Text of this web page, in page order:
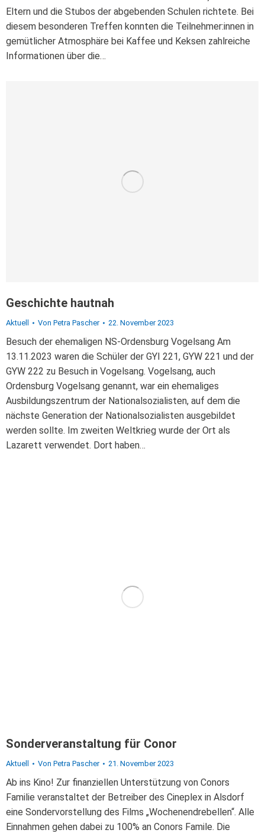
Eltern und die Stubos der abgebenden Schulen richtete. Bei
diesem besonderen Treffen konnten die Teilnehmer:innen in
gemütlicher Atmosphäre bei Kaffee und Keksen zahlreiche
Informationen über die…
Geschichte hautnah
Aktuell Von Petra Pascher 22. November 2023
Besuch der ehemaligen NS-Ordensburg Vogelsang Am
13.11.2023 waren die Schüler der GYI 221, GYW 221 und der
GYW 222 zu Besuch in Vogelsang. Vogelsang, auch
Ordensburg Vogelsang genannt, war ein ehemaliges
Ausbildungszentrum der Nationalsozialisten, auf dem die
nächste Generation der Nationalsozialisten ausgebildet
werden sollte. Im zweiten Weltkrieg wurde der Ort als
Lazarett verwendet. Dort haben…
Sonderveranstaltung für Conor
Aktuell Von Petra Pascher 21. November 2023
Ab ins Kino! Zur finanziellen Unterstützung von Conors
Familie veranstaltet der Betreiber des Cineplex in Alsdorf
eine Sondervorstellung des Films „Wochenendrebellen“. Alle
Einnahmen gehen dabei zu 100% an Conors Famile. Die